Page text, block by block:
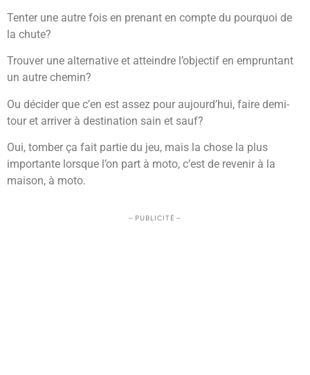
Tenter une autre fois en prenant en compte du pourquoi de
la chute?
Trouver une alternative et atteindre l’objectif en empruntant
un autre chemin?
Ou décider que c’en est assez pour aujourd’hui, faire demi-
tour et arriver à destination sain et sauf?
Oui, tomber ça fait partie du jeu, mais la chose la plus
importante lorsque l’on part à moto, c’est de revenir à la
maison, à moto.
– PUBLICITÉ –